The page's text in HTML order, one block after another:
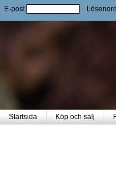
E-post Lösenord
Startsida Köp och sälj